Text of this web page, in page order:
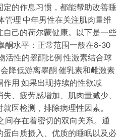
的作息习惯，都能帮助改善睡
管理 中年男性在关注肌肉量维
己的荷尔蒙健康。以下是一些
酮水平：正常范围一般在8-30
活性的睾酮比例 性激素结合球
降低游离睾酮 催乳素和雌激素
用 如果出现持续的性欲减
、疲劳感增加、肌肉量减少、
医检测，排除病理性因素。
间存在着密切的双向关系。通
白质摄入、优质的睡眠以及必